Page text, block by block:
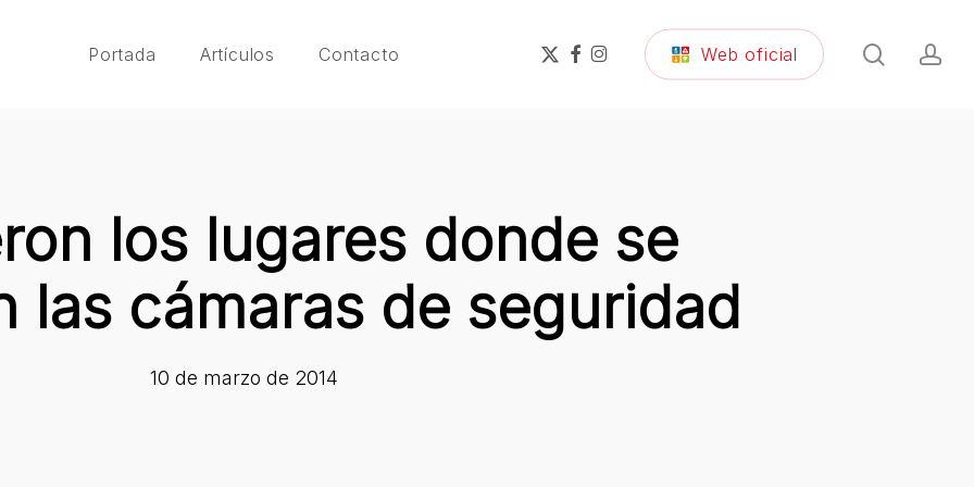
Portada Artículos Contacto
x-
twitter
facebook
instagram Web oficial search
los lugares donde se
las cámaras de seguridad
10 de marzo de 2014